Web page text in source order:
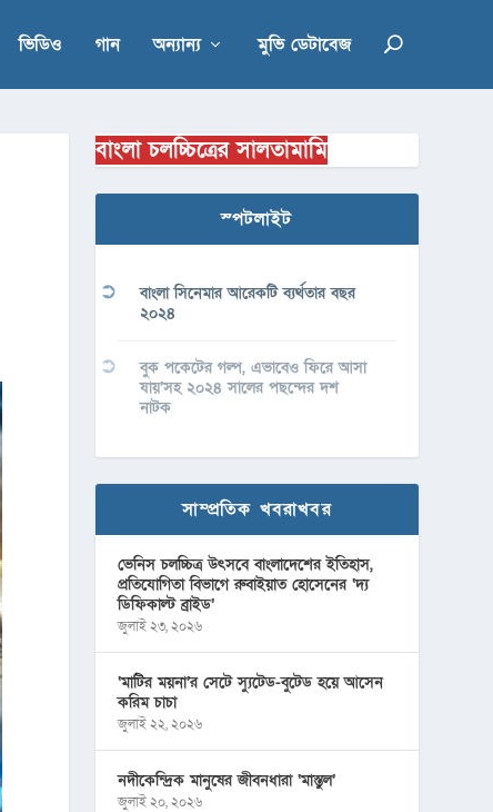
ভিডিও গান অন্যান্য মুভি ডেটাবেজ
বাংলা চলচ্চিত্রের সালতামামি
স্পটলাইট
বাংলা সিনেমার আরেকটি ব্যর্থতার বছর
২০২৪
বুক পকেটের গল্প, এভাবেও ফিরে আসা
যায়’সহ ২০২৪ সালের পছন্দের দশ
নাটক
সাম্প্রতিক খবরাখবর
ভেনিস চলচ্চিত্র উৎসবে বাংলাদেশের ইতিহাস,
প্রতিযোগিতা বিভাগে রুবাইয়াত হোসেনের ‘দ্য
ডিফিকাল্ট ব্রাইড’
জুলাই ২৩, ২০২৬
‘মাটির ময়না’র সেটে স্যুটেড-বুটেড হয়ে আসেন
করিম চাচা
জুলাই ২২, ২০২৬
নদীকেন্দ্রিক মানুষের জীবনধারা ‘মাস্তুল’
জুলাই ২০, ২০২৬